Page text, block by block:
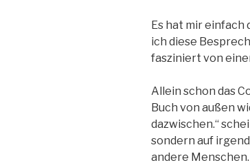
Es hat mir einfach
ich diese
fasziniert von
Allein schon das
Buch von außen
dazwischen.“
sondern auf
andere